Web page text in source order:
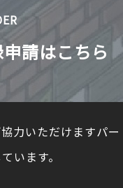
請はこちら
力いただけますパ
います。